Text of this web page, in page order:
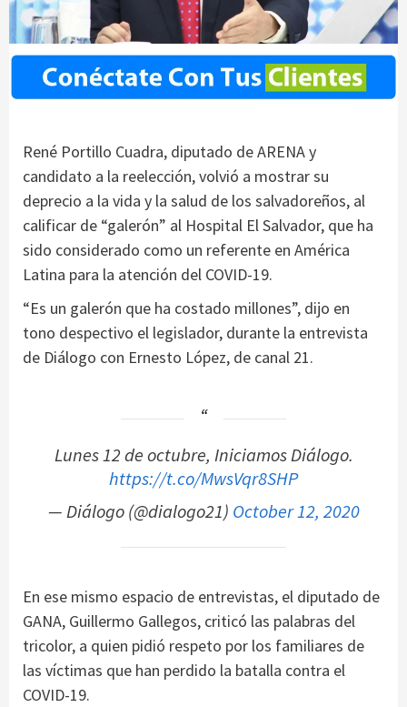
René Portillo Cuadra, diputado de ARENA y
candidato a la reelección, volvió a mostrar su
deprecio a la vida y la salud de los salvadoreños, al
calificar de “galerón” al Hospital El Salvador, que ha
sido considerado como un referente en América
Latina para la atención del COVID-19.
“Es un galerón que ha costado millones”, dijo en
tono despectivo el legislador, durante la entrevista
de Diálogo con Ernesto López, de canal 21.
Lunes 12 de octubre, Iniciamos Diálogo.
https://t.co/MwsVqr8SHP
— Diálogo (@dialogo21) October 12, 2020
En ese mismo espacio de entrevistas, el diputado de
GANA, Guillermo Gallegos, criticó las palabras del
tricolor, a quien pidió respeto por los familiares de
las víctimas que han perdido la batalla contra el
COVID-19.